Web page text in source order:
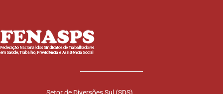
Setor de Diversões Sul (SDS)